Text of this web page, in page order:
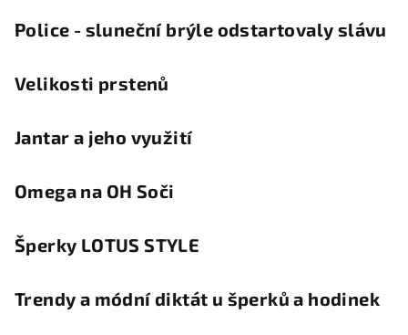
Police - sluneční brýle odstartovaly slávu
Velikosti prstenů
Jantar a jeho využití
Omega na OH Soči
Šperky LOTUS STYLE
Trendy a módní diktát u šperků a hodinek